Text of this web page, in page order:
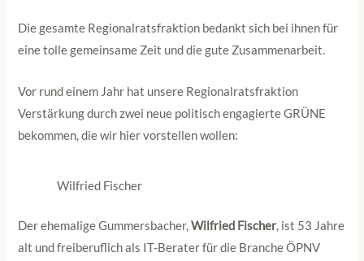
Die gesamte Regionalratsfraktion bedankt sich bei ihnen für
eine tolle gemeinsame Zeit und die gute Zusammenarbeit.
Vor rund einem Jahr hat unsere Regionalratsfraktion
Verstärkung durch zwei neue politisch engagierte GRÜNE
bekommen, die wir hier vorstellen wollen:
Wilfried Fischer
Der ehemalige Gummersbacher,Wilfried Fischer, ist 53 Jahre
alt und freiberuflich als IT-Berater für die Branche ÖPNV